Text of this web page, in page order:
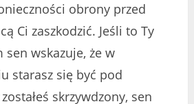
obrony przed
Ci zaszkodzić. Jeśli to Ty
sen wskazuje, że w
starasz się być pod
skrzywdzony, sen